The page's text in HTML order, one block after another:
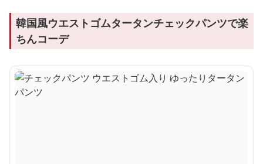
韓国風ウエストゴムタータンチェックパンツで楽
ちんコーデ